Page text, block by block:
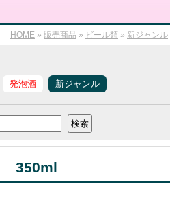
HOME » 販売商品 » ビール類 » 新ジャンル
発泡酒 新ジャンル
350ml